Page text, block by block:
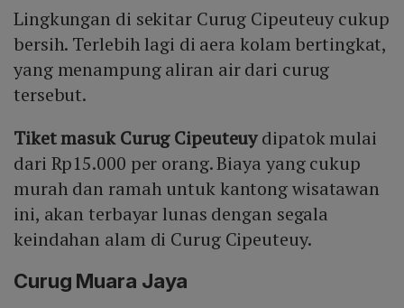
Lingkungan di sekitar Curug Cipeuteuy cukup
bersih. Terlebih lagi di aera kolam bertingkat,
yang menampung aliran air dari curug
tersebut.
Tiket masuk Curug Cipeuteuydipatok mulai
dari Rp15.000 per orang. Biaya yang cukup
murah dan ramah untuk kantong wisatawan
ini, akan terbayar lunas dengan segala
keindahan alam di Curug Cipeuteuy.
Curug Muara Jaya